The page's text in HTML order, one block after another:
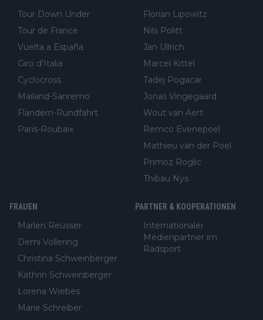
Tour Down Under
Tour de France
Vuelta a España
Giro d'Italia
Cyclocross
Mailand-Sanremo
Flandern-Rundfahrt
Paris-Roubaix
Florian Lipowitz
Nils Politt
Jan Ullrich
Marcel Kittel
Tadej Pogacar
Jonas Vingegaard
Wout van Aert
Remco Evenepoel
Mathieu van der Poel
Primoz Roglic
Thibau Nys
FRAUEN
Marlen Reusser
Demi Vollering
Christina Schweinberger
Kathrin Schweinberger
Lorena Wiebes
Marie Schreiber
PARTNER & KOOPERATIONEN
Internationaler
Medienpartner im
Radsport